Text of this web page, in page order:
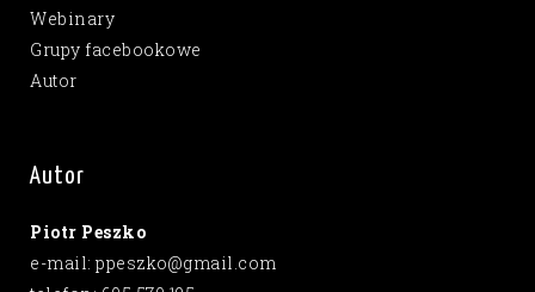
Webinary
Grupy facebookowe
Autor
Autor
Piotr Peszko
e-mail: ppeszko@gmail.com